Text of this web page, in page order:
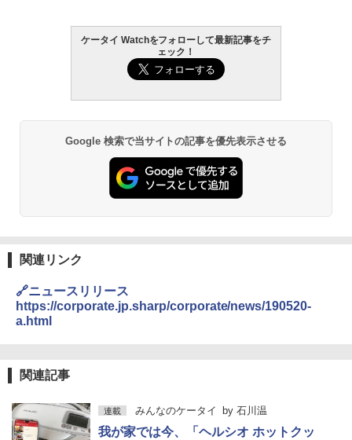
ケータイ Watchをフォローして最新記事をチ
ェック！
Google 検索で当サイトの記事を優先表示させる
関連リンク
🔗ニュースリリース
https://corporate.jp.sharp/corporate/news/190520-
a.html
関連記事
連載 みんなのケータイ by 石川温
我が家では今、「ヘルシオ ホットクッ